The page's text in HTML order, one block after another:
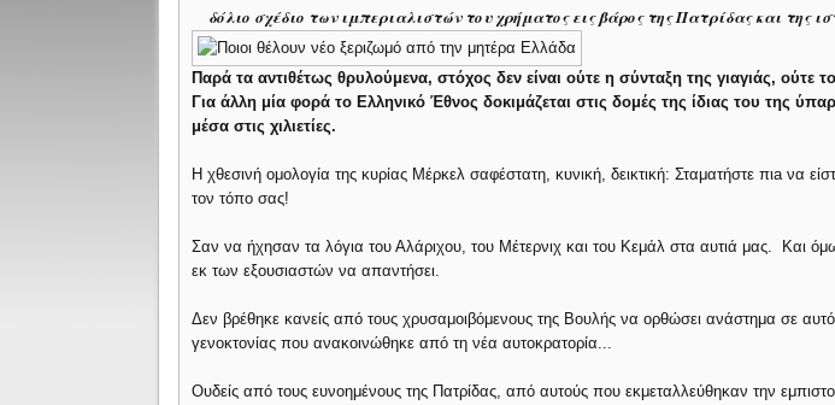
δόλιο σχέδιο των ιμπεριαλιστών του χρήματος εις βάρος της Πατρίδας και της
Παρά τα αντιθέτως θρυλούμενα, στόχος δεν είναι ούτε η σύνταξη της γιαγιάς, ούτε
Για άλλη μία φορά το Ελληνικό Έθνος δοκιμάζεται στις δομές της ίδιας του της
μέσα στις χιλιετίες.
Η χθεσινή ομολογία της κυρίας Μέρκελ σαφέστατη, κυνική, δεικτική: Σταματήστε πιa να
τον τόπο σας!
Σαν να ήχησαν τα λόγια του Αλάριχου, του Μέτερνιχ και του Κεμάλ στα αυτιά μας. Και
εκ των εξουσιαστών να απαντήσει.
Δεν βρέθηκε κανείς από τους χρυσαμοιβόμενους της Βουλής να ορθώσει ανάστημα σε
γενοκτονίας που ανακοινώθηκε από τη νέα αυτοκρατορία...
Ουδείς από τους ευνοημένους της Πατρίδας, από αυτούς που εκμεταλλεύθηκαν την